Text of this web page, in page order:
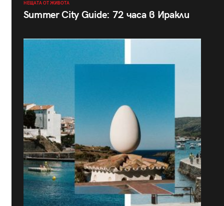
НЕЩАТА ОТ ЖИВОТА
Summer City Guide: 72 часа в Иракли